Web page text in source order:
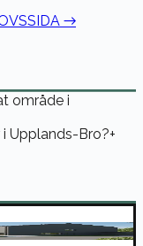
→
område i
Upplands-Bro?+